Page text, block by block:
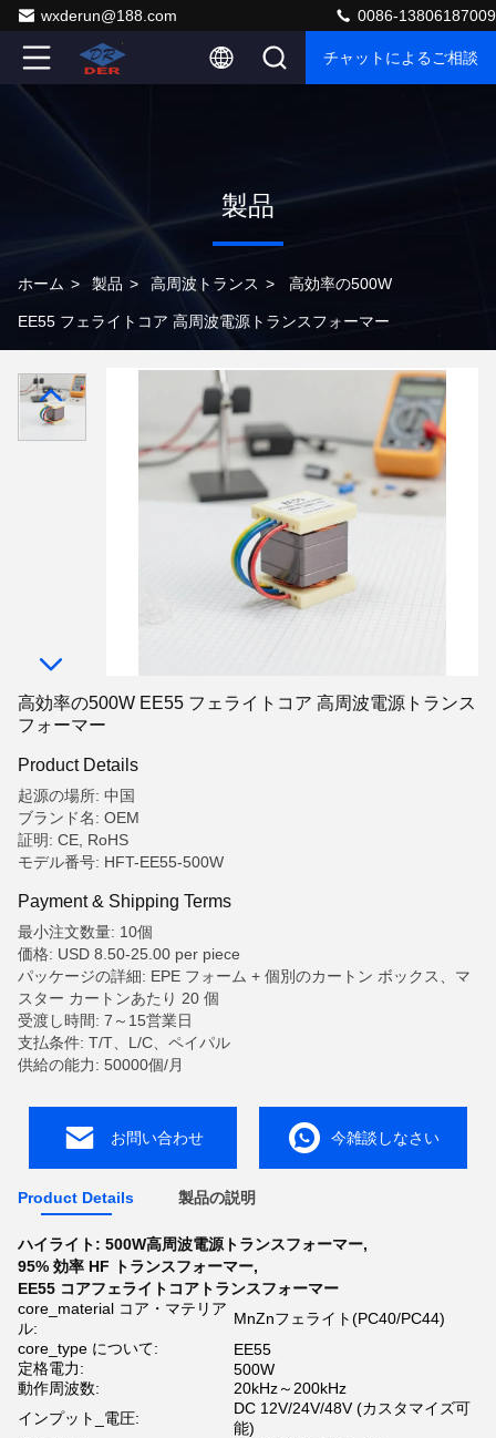
wxderun@188.com 0086-13806187009
チャットによるご相談
製品
ホーム > 製品 > 高周波トランス > 高効率の500W
EE55 フェライトコア 高周波電源トランスフォーマー
高効率の500W EE55 フェライトコア 高周波電源トランス
フォーマー
Product Details
起源の場所: 中国
ブランド名: OEM
証明: CE, RoHS
モデル番号: HFT-EE55-500W
Payment & Shipping Terms
最小注文数量: 10個
価格: USD 8.50-25.00 per piece
パッケージの詳細: EPE フォーム + 個別のカートン ボックス、マ
スター カートンあたり 20 個
受渡し時間: 7～15営業日
支払条件: T/T、L/C、ペイパル
供給の能力: 50000個/月
お問い合わせ 今雑談しなさい
Product Details 製品の説明
ハイライト: 500W高周波電源トランスフォーマー,
95% 効率 HF トランスフォーマー,
EE55 コアフェライトコアトランスフォーマー
core_material コア・マテリア
ル:
MnZnフェライト(PC40/PC44)
core_type について:
EE55
定格電力:
500W
動作周波数:
20kHz～200kHz
インプット_電圧:
DC 12V/24V/48V (カスタマイズ可
能)